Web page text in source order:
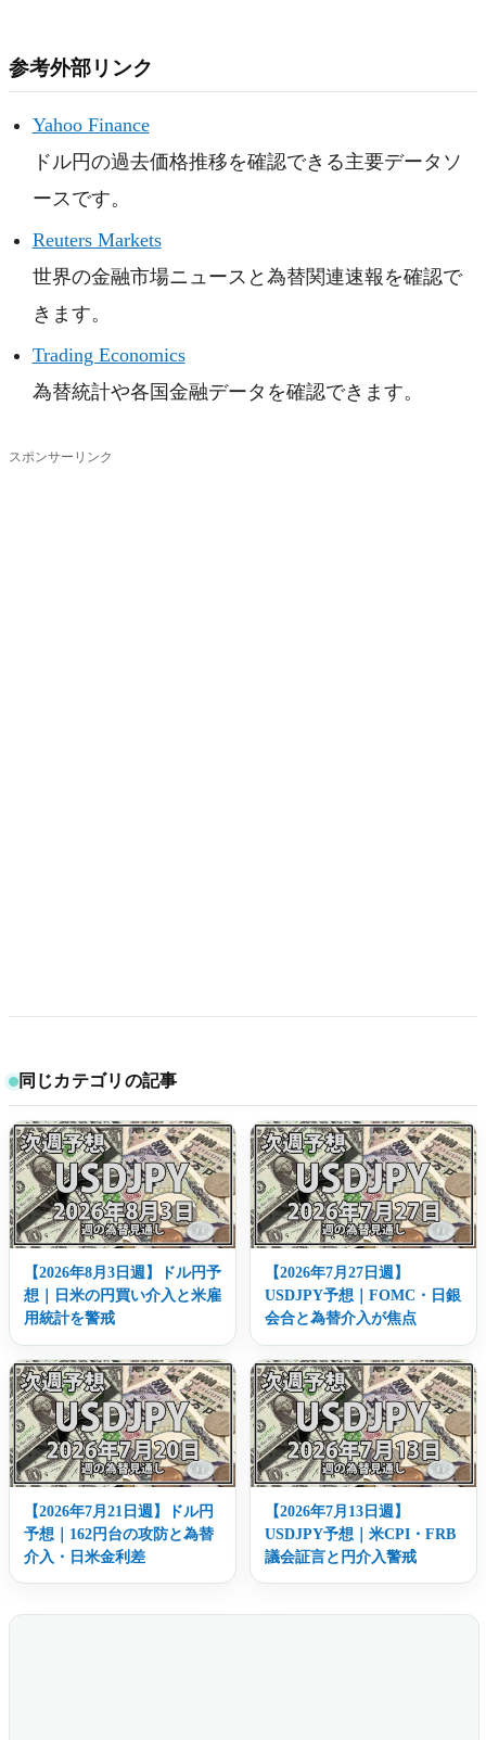
参考外部リンク
Yahoo Finance
ドル円の過去価格推移を確認できる主要データソ
ースです。
Reuters Markets
世界の金融市場ニュースと為替関連速報を確認で
きます。
Trading Economics
為替統計や各国金融データを確認できます。
スポンサーリンク
同じカテゴリの記事
【2026年8月3日週】ドル円予
想｜日米の円買い介入と米雇
用統計を警戒
【2026年7月27日週】
USDJPY予想｜FOMC・日銀
会合と為替介入が焦点
【2026年7月21日週】ドル円
予想｜162円台の攻防と為替
介入・日米金利差
【2026年7月13日週】
USDJPY予想｜米CPI・FRB
議会証言と円介入警戒